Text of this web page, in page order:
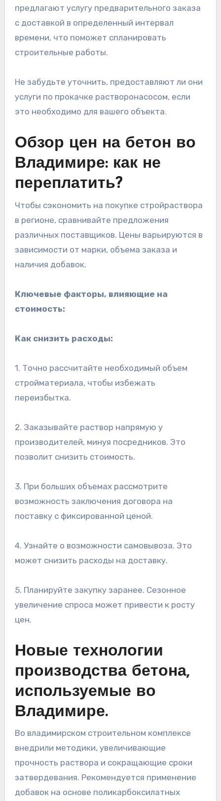
предлагают услугу предварительного заказа
с доставкой в определенный интервал
времени, что поможет спланировать
строительные работы.
Не забудьте уточнить, предоставляют ли они
услуги по прокачке растворонасосом, если
это необходимо для вашего объекта.
Обзор цен на бетон во
Владимире: как не
переплатить?
Чтобы сэкономить на покупке стройраствора
в регионе, сравнивайте предложения
различных поставщиков. Цены варьируются в
зависимости от марки, объема заказа и
наличия добавок.
Ключевые факторы, влияющие на
стоимость:
Как снизить расходы:
1. Точно рассчитайте необходимый объем
стройматериала, чтобы избежать
переизбытка.
2. Заказывайте раствор напрямую у
производителей, минуя посредников. Это
позволит снизить стоимость.
3. При больших объемах рассмотрите
возможность заключения договора на
поставку с фиксированной ценой.
4. Узнайте о возможности самовывоза. Это
может снизить расходы на доставку.
5. Планируйте закупку заранее. Сезонное
увеличение спроса может привести к росту
цен.
Новые технологии
производства бетона,
используемые во
Владимире.
Во владимирском строительном комплексе
внедрили методики, увеличивающие
прочность раствора и сокращающие сроки
затвердевания. Рекомендуется применение
добавок на основе поликарбоксилатных